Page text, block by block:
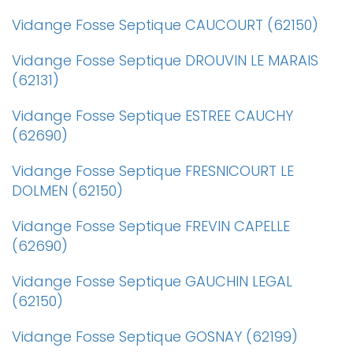
Vidange Fosse Septique CAUCOURT (62150)
Vidange Fosse Septique DROUVIN LE MARAIS
(62131)
Vidange Fosse Septique ESTREE CAUCHY
(62690)
Vidange Fosse Septique FRESNICOURT LE
DOLMEN (62150)
Vidange Fosse Septique FREVIN CAPELLE
(62690)
Vidange Fosse Septique GAUCHIN LEGAL
(62150)
Vidange Fosse Septique GOSNAY (62199)